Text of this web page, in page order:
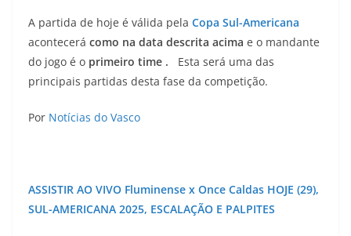
A partida de hoje é válida pela Copa Sul-Americana
acontecerá como na data descrita acima e o mandante
do jogo é o primeiro time .
Esta será uma das
principais partidas desta fase da competição.
Por Notícias do Vasco
ASSISTIR AO VIVO Fluminense x Once Caldas HOJE (29),
SUL-AMERICANA 2025, ESCALAÇÃO E PALPITES